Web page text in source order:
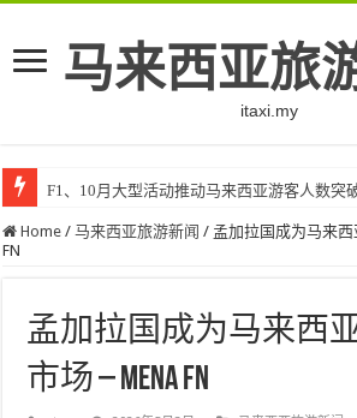
马来西亚旅
itaxi.my
F1、10月大型活动推动马来西亚游客人数突
Home / 马来西亚旅游新闻 / 孟加拉国成为马来
FN
孟加拉国成为马来西
市场 – Mena FN